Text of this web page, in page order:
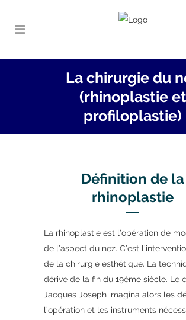
La chirurgie du
(rhinoplastie et
profiloplastie)
Définition de la
rhinoplastie
La rhinoplastie est l’opération de
de l’aspect du nez. C’est
de la chirurgie esthétique. La
dérive de la fin du 19ème siècle. Le
Jacques Joseph imagina alors les
l’opération et les instruments